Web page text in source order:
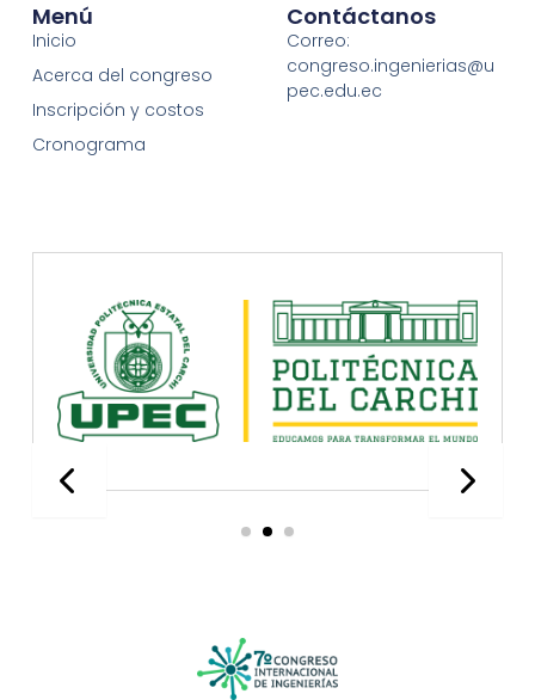
Menú
Inicio
Acerca del congreso
Inscripción y costos
Cronograma
Contáctanos
Correo:
congreso.ingenierias@u
pec.edu.ec